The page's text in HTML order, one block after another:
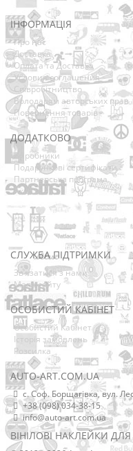
ІНФОРМАЦІЯ
Про нас
Доставка
Оплата та Доставка
Условия соглашения
Співробітництво
Володарям авторських прав
Повернення товарів
ДОДАТКОВО
Виробники
Подарункові сертифікати
Партнерська програма
Акції
СЛУЖБА ПІДТРИМКИ
Зв’язатися з нами
Мапа сайту
ОСОБИСТИЙ КАБІНЕТ
Особистий Кабінет
Історія замовлень
Розсилка
AUTO-ART.COM.UA
с. Соф. Борщагівка, вул.
+38 (098) 034-38-15
info@auto-art.com.ua
ВІНІЛОВІ НАКЛЕЙКИ ДЛЯ